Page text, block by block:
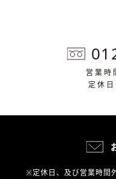
営業
定休
※定休日、及び営業時間